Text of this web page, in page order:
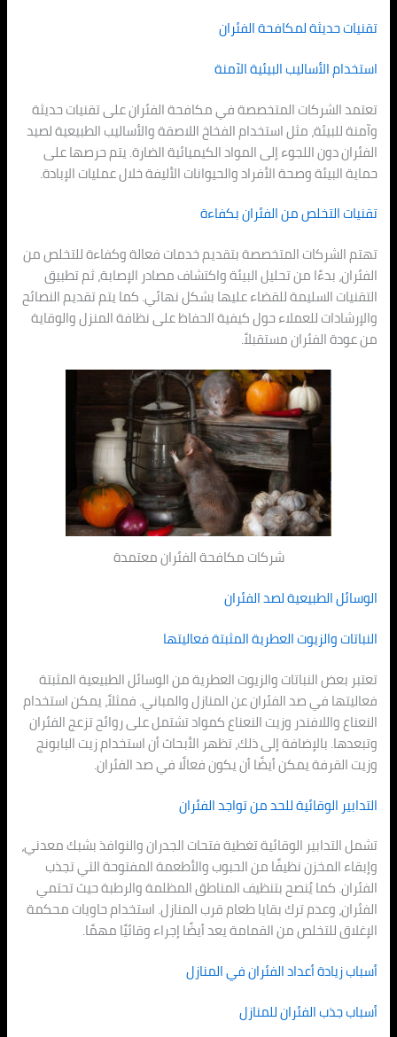
تقنيات حديثة لمكافحة الفئران
استخدام الأساليب البيئية الآمنة
تعتمد الشركات المتخصصة في مكافحة الفئران على تقنيات حديثة
وآمنة للبيئة، مثل استخدام الفخاخ اللاصقة والأساليب الطبيعية لصيد
الفئران دون اللجوء إلى المواد الكيميائية الضارة. يتم حرصها على
حماية البيئة وصحة الأفراد والحيوانات الأليفة خلال عمليات الإبادة.
تقنيات التخلص من الفئران بكفاءة
تهتم الشركات المتخصصة بتقديم خدمات فعالة وكفاءة للتخلص من
الفئران، بدءًا من تحليل البيئة واكتشاف مصادر الإصابة، ثم تطبيق
التقنيات السليمة للقضاء عليها بشكل نهائي. كما يتم تقديم النصائح
والإرشادات للعملاء حول كيفية الحفاظ على نظافة المنزل والوقاية
من عودة الفئران مستقبلاً.
شركات مكافحة الفئران معتمدة
الوسائل الطبيعية لصد الفئران
النباتات والزيوت العطرية المثبتة فعاليتها
تعتبر بعض النباتات والزيوت العطرية من الوسائل الطبيعية المثبتة
فعاليتها في صد الفئران عن المنازل والمباني. فمثلاً، يمكن استخدام
النعناع واللافندر وزيت النعناع كمواد تشتمل على روائح تزعج الفئران
وتبعدها. بالإضافة إلى ذلك، تظهر الأبحاث أن استخدام زيت البابونج
وزيت القرفة يمكن أيضًا أن يكون فعالًا في صد الفئران.
التدابير الوقائية للحد من تواجد الفئران
تشمل التدابير الوقائية تغطية فتحات الجدران والنوافذ بشبك معدني،
وإبقاء المخزن نظيفًا من الحبوب والأطعمة المفتوحة التي تجذب
الفئران. كما يُنصح بتنظيف المناطق المظلمة والرطبة حيث تحتمي
الفئران، وعدم ترك بقايا طعام قرب المنازل. استخدام حاويات محكمة
الإغلاق للتخلص من القمامة يعد أيضًا إجراء وقائيًا مهمًا.
أسباب زيادة أعداد الفئران في المنازل
أسباب جذب الفئران للمنازل